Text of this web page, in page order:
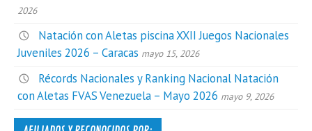
2026
Natación con Aletas piscina XXII Juegos Nacionales
Juveniles 2026 – Caracas mayo 15, 2026
Récords Nacionales y Ranking Nacional Natación
con Aletas FVAS Venezuela – Mayo 2026 mayo 9, 2026